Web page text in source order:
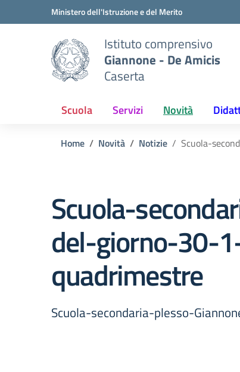
Vai ai contenuti
Vai al menu di navigazioneMinistero dell'Istruzione e del Merito
Istituto comprensivo
Giannone - De Amicis
Caserta
Scuola Servizi Novità
Home Novità Notizie Scuola-
Scuola-
del-giorno-30-
quadrimestre
Scuola-secondaria-plesso-